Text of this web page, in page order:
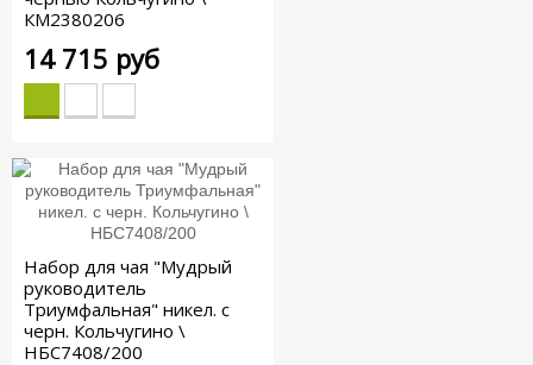
КМ2380206
14 715 руб
Набор для чая "Мудрый
руководитель
Триумфальная" никел. с
черн. Кольчугино \
НБС7408/200